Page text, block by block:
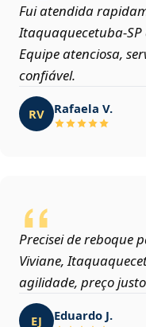
Fui atendida
Equipe atenciosa,
confiável.
RV Rafaela V.
Precisei de reboque
Viviane,
agilidade, preço
EJ Eduardo J.